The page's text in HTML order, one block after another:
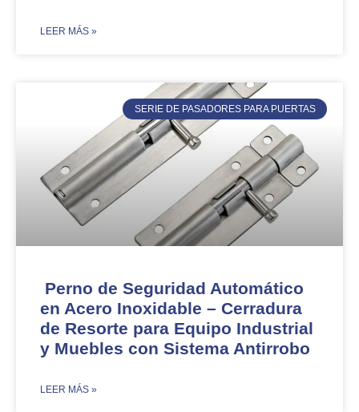
​LEER MÁS »
SERIE DE PASADORES PARA PUERTAS
Perno de Seguridad Automático
en Acero Inoxidable – Cerradura
de Resorte para Equipo Industrial
y Muebles con Sistema Antirrobo
​LEER MÁS »